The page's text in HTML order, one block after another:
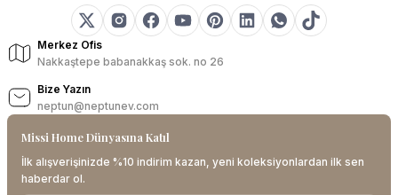
Merkez Ofis
Nakkaştepe babanakkaş sok. no 26
Bize Yazın
neptun@neptunev.com
Missi Home Dünyasına Katıl
İlk alışverişinizde %10 indirim kazan, yeni koleksiyonlardan ilk sen
haberdar ol.